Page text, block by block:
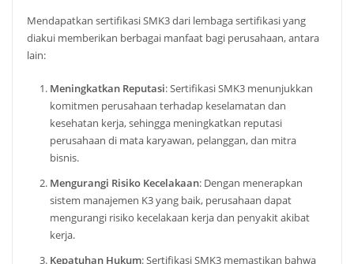
Mendapatkan sertifikasi SMK3 dari lembaga sertifikasi yang
diakui memberikan berbagai manfaat bagi perusahaan, antara
lain:
Meningkatkan Reputasi: Sertifikasi SMK3 menunjukkan
komitmen perusahaan terhadap keselamatan dan
kesehatan kerja, sehingga meningkatkan reputasi
perusahaan di mata karyawan, pelanggan, dan mitra
bisnis.
Mengurangi Risiko Kecelakaan: Dengan menerapkan
sistem manajemen K3 yang baik, perusahaan dapat
mengurangi risiko kecelakaan kerja dan penyakit akibat
kerja.
Kepatuhan Hukum: Sertifikasi SMK3 memastikan bahwa